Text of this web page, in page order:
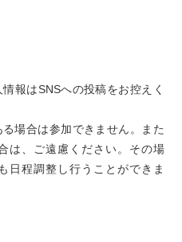
報はSNSへの投稿をお控えく
場合は参加できません。また
は、ご遠慮ください。その場
日程調整し行うことができま